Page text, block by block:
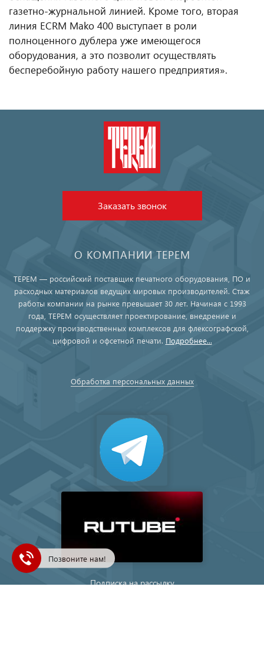
газетно-журнальной линией. Кроме того, вторая
линия ECRM Mako 400 выступает в роли
полноценного дублера уже имеющегося
оборудования, а это позволит осуществлять
бесперебойную работу нашего предприятия».
Заказать звонок
О КОМПАНИИ ТЕРЕМ
ТЕРЕМ — российский поставщик печатного оборудования, ПО и
расходных материалов ведущих мировых производителей. Стаж
работы компании на рынке превышает 30 лет. Начиная с 1993
года, ТЕРЕМ осуществляет проектирование, внедрение и
поддержку производственных комплексов для флексографской,
цифровой и офсетной печати. Подробнее...
Обработка персональных данных
Подписка на рассылку
Позвоните нам!